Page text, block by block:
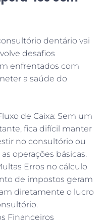
dentário vai
desafios
enfrentados com
a saúde do
de Caixa: Sem um
fica difícil manter
no consultório ou
operações básicas.
Erros no cálculo
de impostos geram
diretamente o lucro
Financeiros